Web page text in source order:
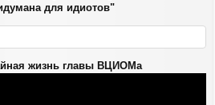
для идиотов"
жизнь главы ВЦИОМа